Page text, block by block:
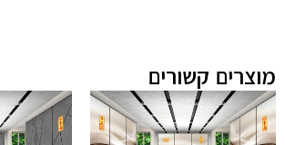
מוצרים קשורים